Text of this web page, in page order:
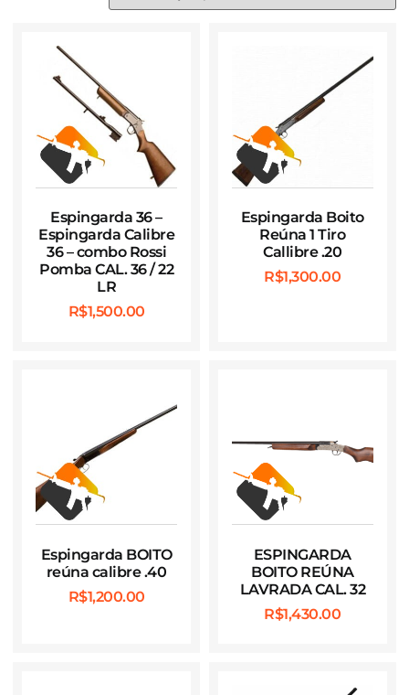
Espingarda 36 –
Espingarda Calibre
36 – combo Rossi
Pomba CAL. 36 / 22
LR
R$1,500.00
Espingarda Boito
Reúna 1 Tiro
Callibre .20
R$1,300.00
Espingarda BOITO
reúna calibre .40
R$1,200.00
ESPINGARDA
BOITO REÚNA
LAVRADA CAL. 32
R$1,430.00